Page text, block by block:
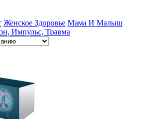
Женское Здоровье Мама И Малыш
Импульс, Травма